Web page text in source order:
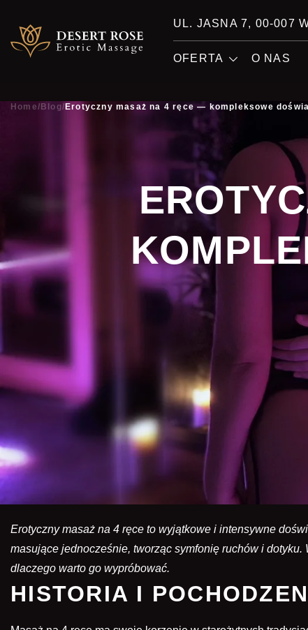
UL. JASNA 7, 00-007
OFERTA O NAS
Home/ Blog/ Erotyczny masaż na 4 ręce — kompleksowe
Erotyczny masaż na 4 ręce to wyjątkowe i intensywne
masujące jednocześnie, tworząc symfonię ruchów i
dlaczego warto go wypróbować.
HISTORIA I